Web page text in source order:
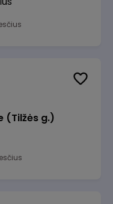
(Tilžės g.)